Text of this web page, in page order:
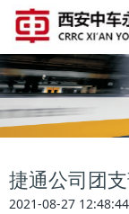
捷通公司团
2021-08-27 12:48:44